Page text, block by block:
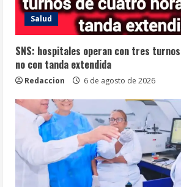
Salud
SNS: hospitales operan con tres
no con tanda extendida
Redaccion 6 de agosto de 2026